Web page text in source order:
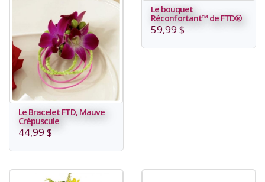
Le Bracelet FTD, Mauve
Crépuscule
44,99 $
Le bouquet
Réconfortant™ de FTD®
59,99 $